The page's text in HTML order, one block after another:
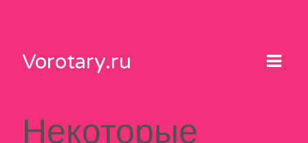
contentVorotary.ru
Некоторые